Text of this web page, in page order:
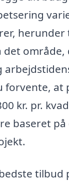
herunder
område,
forvente, at
kr. pr.
baseret på
tilbud